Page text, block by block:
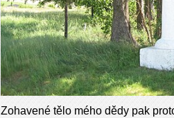
Zohavené tělo mého dědy pak